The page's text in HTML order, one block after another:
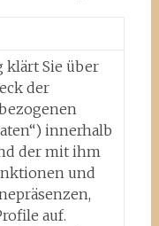
klärt Sie über
der
innerhalb
der mit ihm
und
auf.